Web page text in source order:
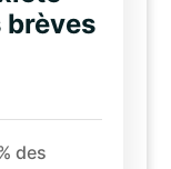
brèves
des